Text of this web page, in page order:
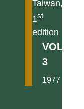
Taiwan,
1st
edition
VOL.
3
1977